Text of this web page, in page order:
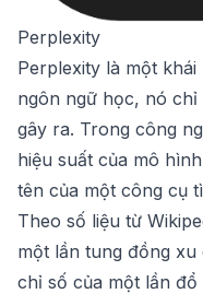
Perplexity
Perplexity là một
ngôn ngữ học, nó
gây ra. Trong công
hiệu suất của mô
tên của một công cụ
Theo số liệu từ
một lần tung đồng
chỉ số của một lần